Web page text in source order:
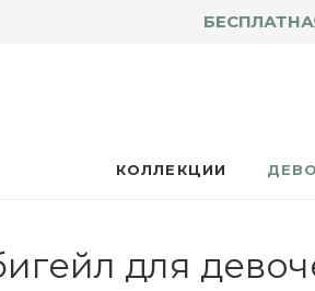
КОЛЛЕКЦИИ
для